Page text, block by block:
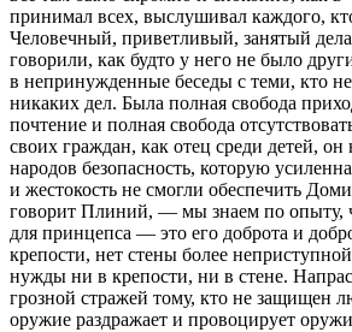
принимал всех, выслушивал каждого,
Человечный, приветливый, занятый
говорили, как будто у него не было
в непринужденные беседы с теми, кто
никаких дел. Была полная свобода
почтение и полная свобода
своих граждан, как отец среди детей,
народов безопасность, которую
и жестокость не смогли обеспечить
говорит Плиний, — мы знаем по опыту,
для принцепса — это его доброта и
крепости, нет стены более
нужды ни в крепости, ни в стене.
грозной стражей тому, кто не защищен
оружие раздражает и провоцирует